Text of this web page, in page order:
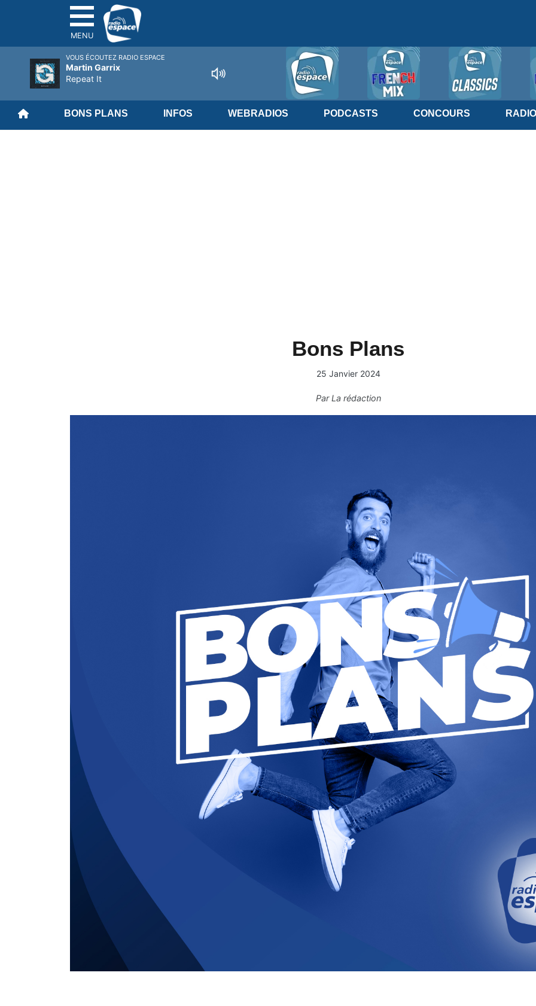
MENU
BONS PLANS INFOS WEBRADIOS PODCASTS CONCOURS RADIO
Bons Plans
25 Janvier 2024
ParLa rédaction
VOUS ÉCOUTEZ RADIO ESPACE
Martin Garrix
Repeat It